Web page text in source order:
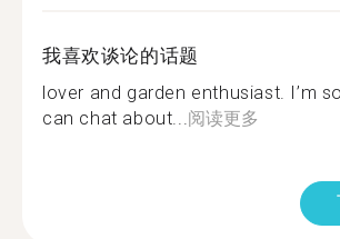
我喜欢谈论的话题
lover and garden enthusiast. I’m
can chat about...阅读更多